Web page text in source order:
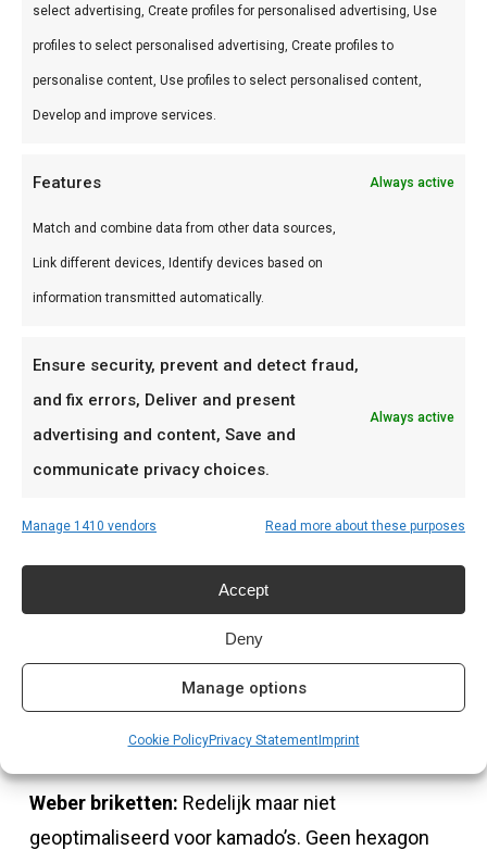
select advertising, Create profiles for personalised advertising, Use
profiles to select personalised advertising, Create profiles to
personalise content, Use profiles to select personalised content,
Develop and improve services.
Features Always active
Match and combine data from other data sources,
Link different devices, Identify devices based on
information transmitted automatically.
Ensure security, prevent and detect fraud,
and fix errors, Deliver and present
advertising and content, Save and
communicate privacy choices.
Always active
Manage 1410 vendors Read more about these purposes
Accept
Deny
Manage options
Cookie PolicyPrivacy StatementImprint
lees onze aansteekgids
Bewaar houtskool droog — vochtige kolen zijn
moeilijk aan te steken
Leeg as na elke cook voor optimale
Shop al ons houtskool:Braaihout, Houtskool &
Briketten|Kamado aansteken|BBQ Gids
Al ons brandstofadvies is getest op Saffire
kamado’s in onze showroom in Nieuw-Vennep.
We hebben tientallen cooks gedraaid met elk
product — van overnight brisket tot pizza op
echte ervaring, niet op theorie.
Alternatieven en waarom wij
FSC houtskool uit de supermarkt:Goedkoper
maar inconsistente kwaliteit, veel dust, korte
brandduur. Niet geschikt voor serieuze cooks.
Weber briketten: Redelijk maar niet
geoptimaliseerd voor kamado’s. Geen hexagon